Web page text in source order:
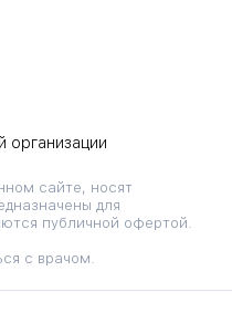
организации
сайте, носят
для
публичной офертой.
с врачом.